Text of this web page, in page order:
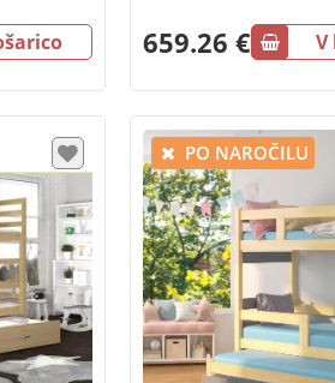
659.26 € V
PO NAROČILU